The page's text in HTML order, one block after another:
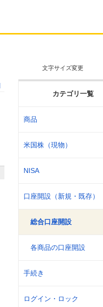
文字サイズ変更
カテゴリ一覧
商品
米国株（現物）
NISA
口座開設（新規・既存）
総合口座開設
各商品の口座開設
手続き
ログイン・ロック